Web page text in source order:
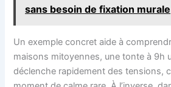
sans besoin de fixation murale
Un exemple concret aide à
maisons mitoyennes, une tonte à 9h
déclenche rapidement des tensions,